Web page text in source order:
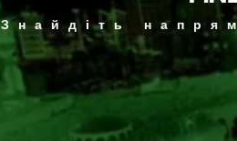
Знайдіть